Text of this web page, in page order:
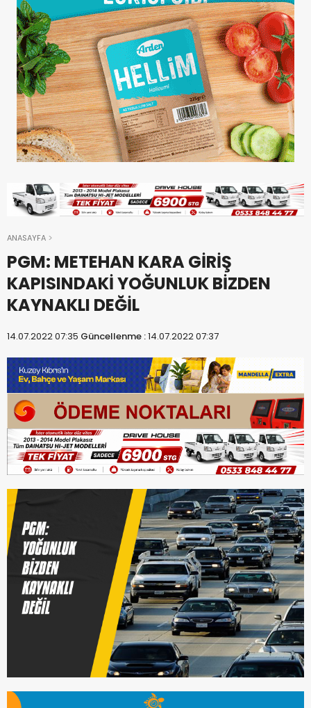
ANASAYFA
PGM: METEHAN KARA GİRİŞ
KAPISINDAKİ YOĞUNLUK BİZDEN
KAYNAKLI DEĞİL
14.07.2022 07:35 Güncellenme :14.07.2022 07:37